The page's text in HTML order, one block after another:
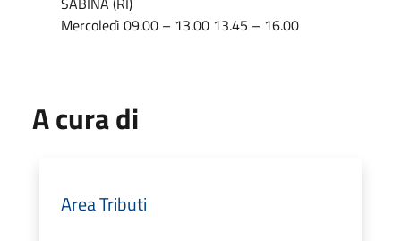
Mercoledì 09.00 – 13.00 13.45 – 16.00
A cura di
Area Tributi